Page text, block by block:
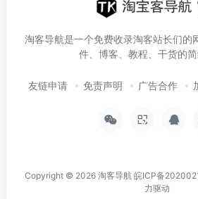
淘客导航是一个免费收录淘客站长们的
件、博客、教程、干货的简
友链申请 免责声明 广告合作
Copyright © 2026 淘客导航 皖ICP备
力驱动